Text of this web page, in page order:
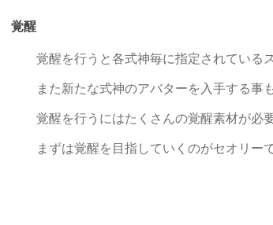
覚醒
覚醒を行うと各式神毎に指定されているス
また新たな式神のアバターを入手する事も
覚醒を行うにはたくさんの覚醒素材が必要
まずは覚醒を目指していくのがセオリーで